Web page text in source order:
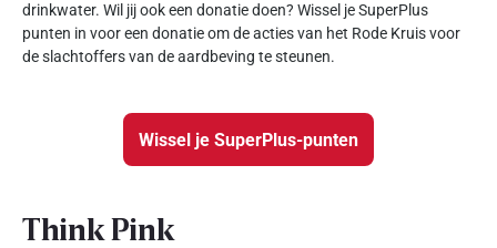
drinkwater. Wil jij ook een donatie doen? Wissel je SuperPlus
punten in voor een donatie om de acties van het Rode Kruis voor
de slachtoffers van de aardbeving te steunen.
Wissel je SuperPlus-punten
Think Pink